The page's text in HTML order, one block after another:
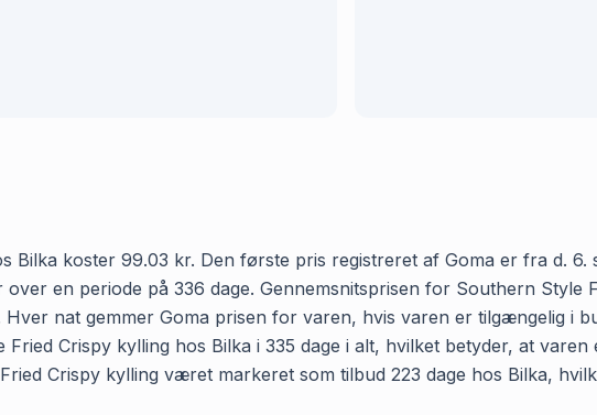
Bilka koster 99.03 kr. Den første pris registreret af Goma er fra d.
en periode på 336 dage. Gennemsnitsprisen for Southern Style
nat gemmer Goma prisen for varen, hvis varen er tilgængelig i
Crispy kylling hos Bilka i 335 dage i alt, hvilket betyder, at
Crispy kylling været markeret som tilbud 223 dage hos Bilka,